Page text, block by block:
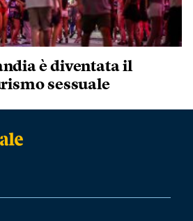
è diventata il
sessuale